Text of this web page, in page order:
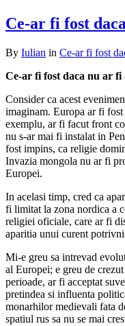
Ce-ar fi fost
By Iulian in Ce-ar fi fost
Ce-ar fi fost daca nu ar fi
Consider ca acest
imaginam. Europa ar fi
exemplu, ar fi facut front
nu s-ar mai fi instalat in
fost impins, ca religie
Invazia mongola nu ar fi
Europei.
In acelasi timp, cred ca
fi limitat la zona nordica a
religiei oficiale, care ar fi
aparitia unui curent
Mi-e greu sa intrevad
al Europei; e greu de
perioade, ar fi acceptat
pretindea si influenta
monarhilor medievali fata
spatiul rus sa nu se mai